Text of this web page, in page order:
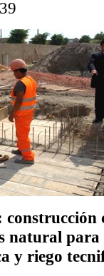
construcción
natural para
y riego